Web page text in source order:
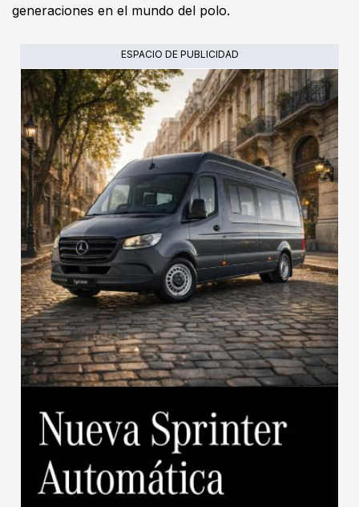
generaciones en el mundo del polo.
ESPACIO DE PUBLICIDAD